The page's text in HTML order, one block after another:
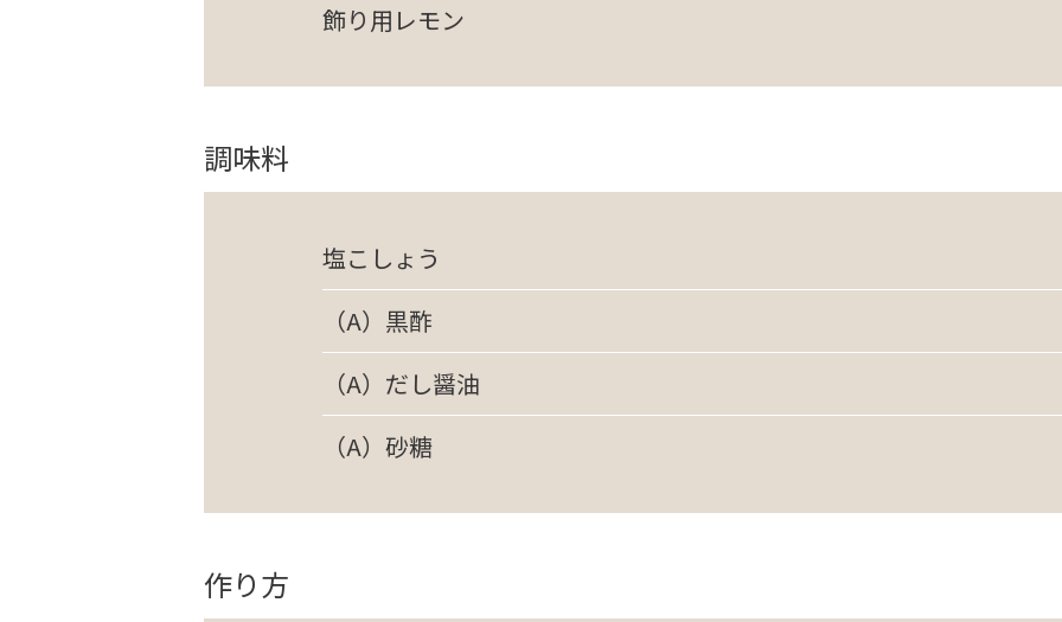
飾り用レモン
調味料
塩こしょう
（A）黒酢
（A）だし醤油
（A）砂糖
作り方